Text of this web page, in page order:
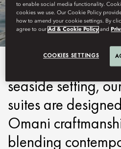
STAY
Inspired by the
seaside setting,
suites are
Omani
blending
to enable social media functionality.
cookies we use. Our Cookie Policy
how to amend your cookie settings. By
agree to ourAd & Cookie Policy and
COOKIES SETTINGS